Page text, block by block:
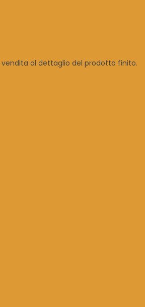
al dettaglio del prodotto finito.